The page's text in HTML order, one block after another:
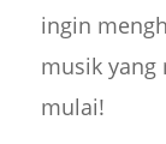
ingin
musik yang
mulai!